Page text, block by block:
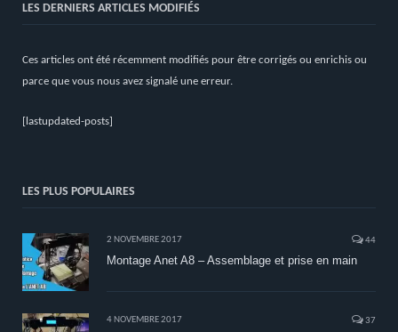
LES DERNIERS ARTICLES MODIFIÉS
Ces articles ont été récemment modifiés pour être corrigés ou enrichis ou
parce que vous nous avez signalé une erreur.
[lastupdated-posts]
LES PLUS POPULAIRES
2 NOVEMBRE 2017 44
Montage Anet A8 – Assemblage et prise en main
4 NOVEMBRE 2017 37